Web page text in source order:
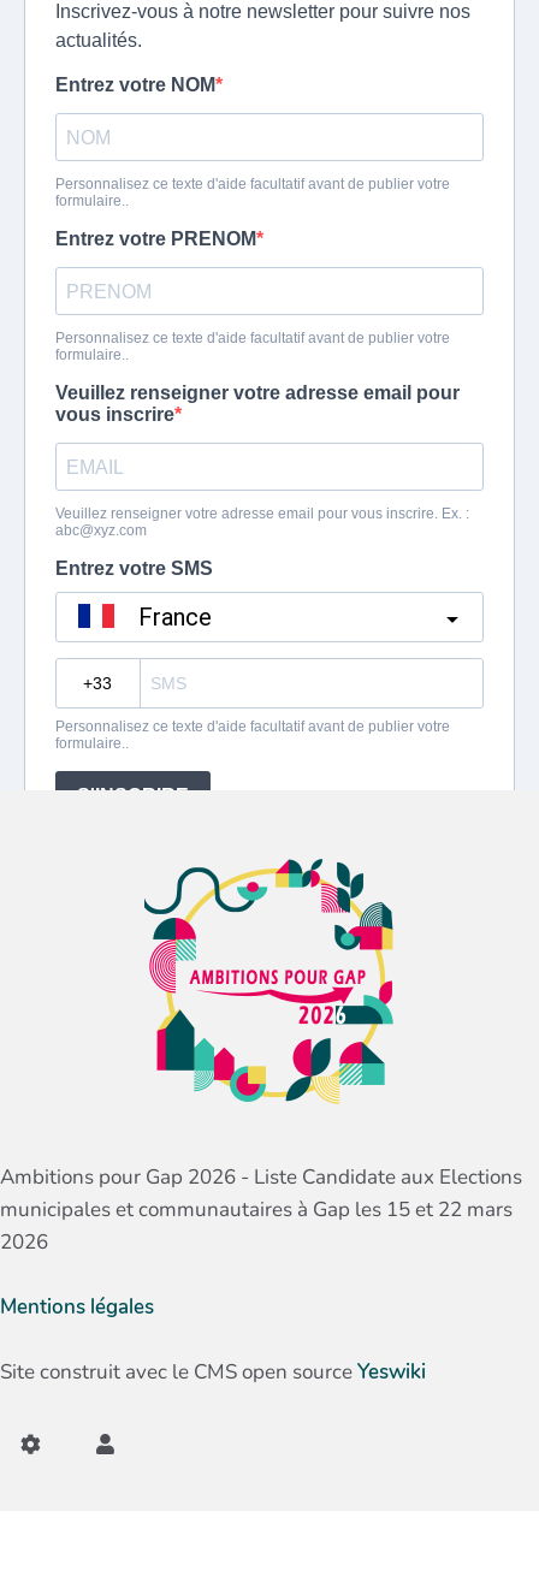
Ambitions pour Gap 2026 - Liste Candidate aux Elections
municipales et communautaires à Gap les 15 et 22 mars
2026
Mentions légales
Site construit avec le CMS open sourceYeswiki